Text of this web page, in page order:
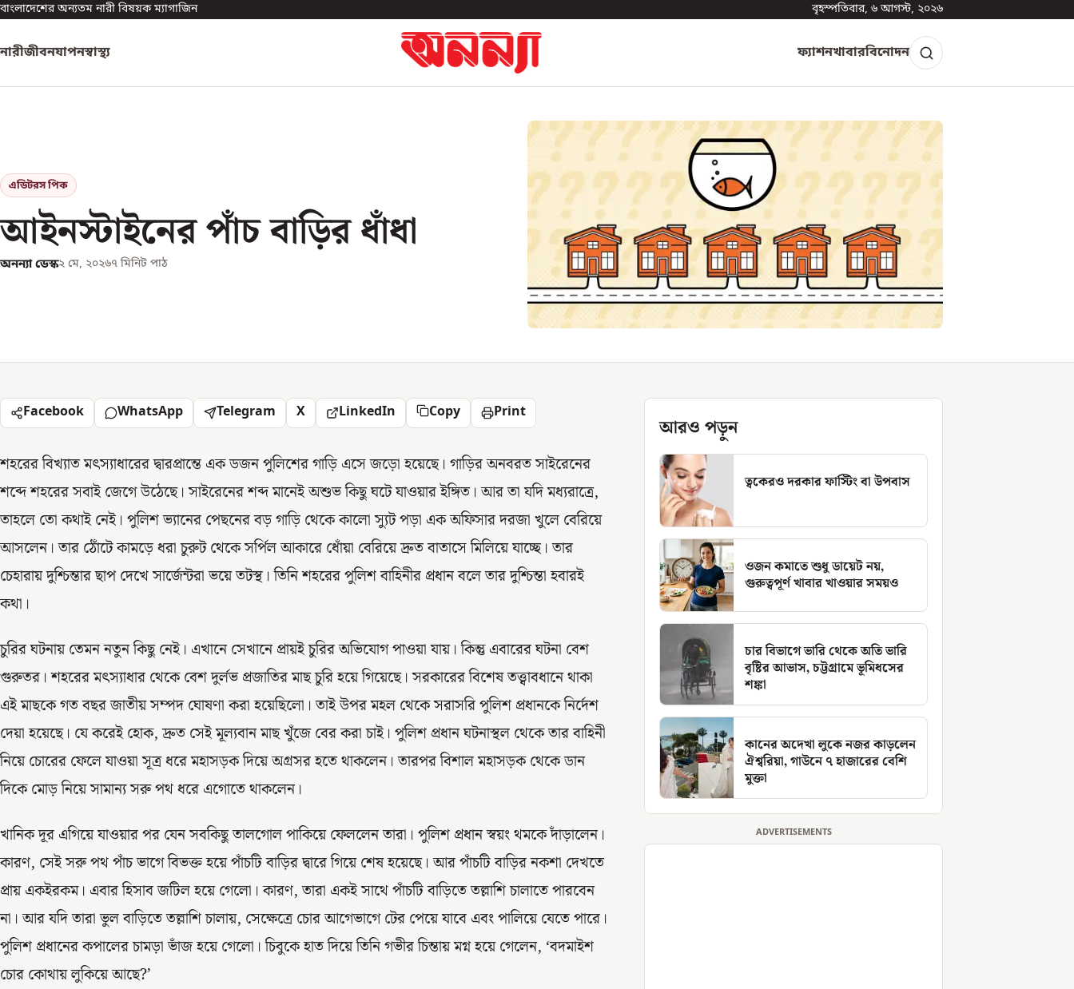
বাংলাদেশের অন্যতম নারী বিষয়ক ম্যাগাজিন বৃহস্পতিবার, ৬ আগস্ট, ২০২৬
নারীজীবনযাপনস্বাস্থ্য ফ্যাশনখাবারবিনোদন
এডিটরস পিক
আইনস্টাইনের পাঁচ বাড়ির ধাঁধা
অনন্যা ডেস্ক২ মে, ২০২৬৭ মিনিট পাঠ
Facebook WhatsApp Telegram X LinkedIn Copy Print
শহরের বিখ্যাত মৎস্যাধারের দ্বারপ্রান্তে এক ডজন পুলিশের গাড়ি এসে জড়ো হয়েছে। গাড়ির অনবরত সাইরেনের
শব্দে শহরের সবাই জেগে উঠেছে। সাইরেনের শব্দ মানেই অশুভ কিছু ঘটে যাওয়ার ইঙ্গিত। আর তা যদি মধ্যরাত্রে,
তাহলে তো কথাই নেই। পুলিশ ভ্যানের পেছনের বড় গাড়ি থেকে কালো স্যুট পড়া এক অফিসার দরজা খুলে বেরিয়ে
আসলেন। তার ঠোঁটে কামড়ে ধরা চুরুট থেকে সর্পিল আকারে ধোঁয়া বেরিয়ে দ্রুত বাতাসে মিলিয়ে যাচ্ছে। তার
চেহারায় দুশ্চিন্তার ছাপ দেখে সার্জেন্টরা ভয়ে তটস্থ। তিনি শহরের পুলিশ বাহিনীর প্রধান বলে তার দুশ্চিন্তা হবারই
কথা।
চুরির ঘটনায় তেমন নতুন কিছু নেই। এখানে সেখানে প্রায়ই চুরির অভিযোগ পাওয়া যায়। কিন্তু এবারের ঘটনা বেশ
গুরুতর। শহরের মৎস্যাধার থেকে বেশ দুর্লভ প্রজাতির মাছ চুরি হয়ে গিয়েছে। সরকারের বিশেষ তত্ত্বাবধানে থাকা
এই মাছকে গত বছর জাতীয় সম্পদ ঘোষণা করা হয়েছিলো। তাই উপর মহল থেকে সরাসরি পুলিশ প্রধানকে নির্দেশ
দেয়া হয়েছে। যে করেই হোক, দ্রুত সেই মূল্যবান মাছ খুঁজে বের করা চাই। পুলিশ প্রধান ঘটনাস্থল থেকে তার বাহিনী
নিয়ে চোরের ফেলে যাওয়া সূত্র ধরে মহাসড়ক দিয়ে অগ্রসর হতে থাকলেন। তারপর বিশাল মহাসড়ক থেকে ডান
দিকে মোড় নিয়ে সামান্য সরু পথ ধরে এগোতে থাকলেন।
খানিক দূর এগিয়ে যাওয়ার পর যেন সবকিছু তালগোল পাকিয়ে ফেললেন তারা। পুলিশ প্রধান স্বয়ং থমকে দাঁড়ালেন।
কারণ, সেই সরু পথ পাঁচ ভাগে বিভক্ত হয়ে পাঁচটি বাড়ির দ্বারে গিয়ে শেষ হয়েছে। আর পাঁচটি বাড়ির নকশা দেখতে
প্রায় একইরকম। এবার হিসাব জটিল হয়ে গেলো। কারণ, তারা একই সাথে পাঁচটি বাড়িতে তল্লাশি চালাতে পারবেন
না। আর যদি তারা ভুল বাড়িতে তল্লাশি চালায়, সেক্ষেত্রে চোর আগেভাগে টের পেয়ে যাবে এবং পালিয়ে যেতে পারে।
পুলিশ প্রধানের কপালের চামড়া ভাঁজ হয়ে গেলো। চিবুকে হাত দিয়ে তিনি গভীর চিন্তায় মগ্ন হয়ে গেলেন, ‘বদমাইশ
চোর কোথায় লুকিয়ে আছে?’
আরও পড়ুন
ত্বকেরও দরকার ফাস্টিং বা উপবাস
ওজন কমাতে শুধু ডায়েট নয়,
গুরুত্বপূর্ণ খাবার খাওয়ার সময়ও
চার বিভাগে ভারি থেকে অতি ভারি
বৃষ্টির আভাস, চট্টগ্রামে ভূমিধসের
শঙ্কা
কানের অদেখা লুকে নজর কাড়লেন
ঐশ্বরিয়া, গাউনে ৭ হাজারের বেশি
মুক্তা
ADVERTISEMENTS